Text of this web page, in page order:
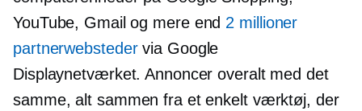
YouTube, Gmail og mere end 2 millioner
partnerwebstedervia Google
Displaynetværket. Annoncer overalt med det
samme, alt sammen fra et enkelt værktøj, der